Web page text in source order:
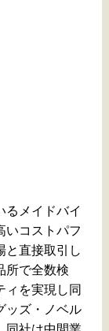
るメイドバイ
いコストパフ
と直接取引し
所で全数検
ィを実現し同
ッズ・ノベル